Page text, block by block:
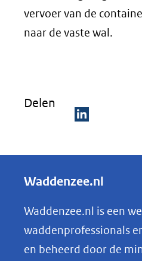
vervoer van de
naar de vaste wal.
Delen
e
e
n
o
p
Waddenzee.nl
Waddenzee.nl is een
waddenprofessionals
en beheerd door de